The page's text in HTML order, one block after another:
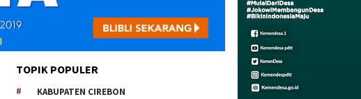
TOPIK POPULER
KABUPATEN CIREBON